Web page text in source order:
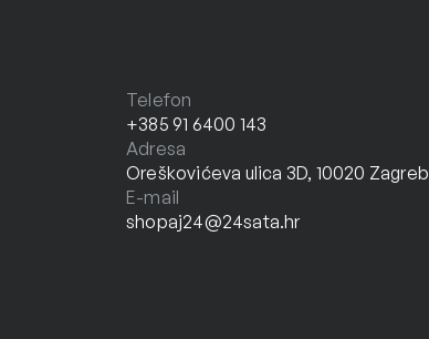
Telefon
+385 91 6400 143
Adresa
Oreškovićeva ulica 3D, 10020 Zagreb
E-mail
shopaj24@24sata.hr